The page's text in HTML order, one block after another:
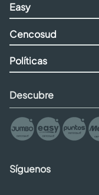
Easy
Cencosud
Políticas
Descubre
Síguenos